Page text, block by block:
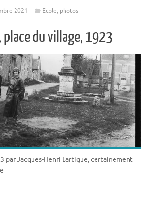
2021 Ecole, photos
place du village, 1923
par Jacques-Henri Lartigue, certainement